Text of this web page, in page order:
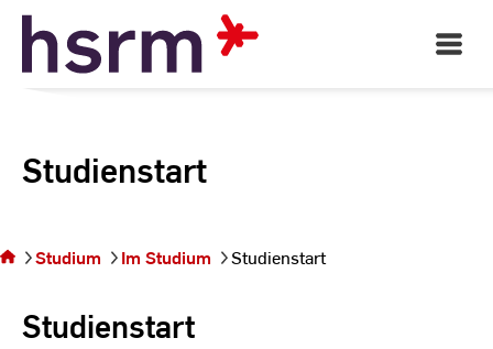
Skip
Content
Open
Main
Studienstart
sich auf der
Studium Im Studium Studienstart
Studienstart